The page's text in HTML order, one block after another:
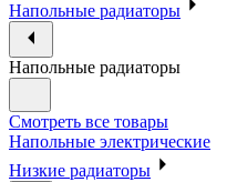
Напольные радиаторы
Напольные радиаторы
Смотреть все товары
Напольные электрические
Низкие радиаторы